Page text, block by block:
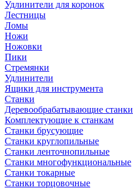
Удлинители для коронок
Лестницы
Ломы
Ножи
Ножовки
Пики
Стремянки
Удлинители
Ящики для инструмента
Станки
Деревообрабатывающие станки
Комплектующие к станкам
Станки брусующие
Станки круглопильные
Станки ленточнопильные
Станки многофункциональные
Станки токарные
Станки торцовочные